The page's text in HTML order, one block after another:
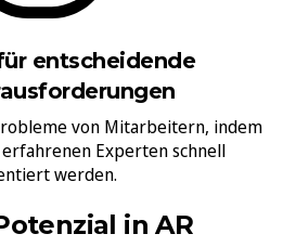
entscheidende
von Mitarbeitern, indem
Experten schnell
werden.
in AR